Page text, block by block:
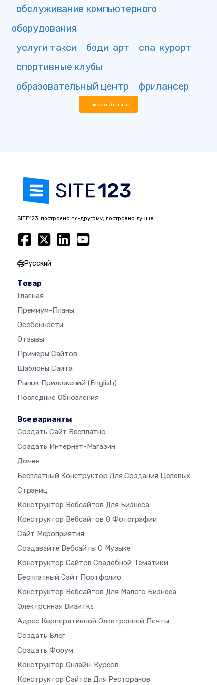
обслуживание компьютерного
оборудования
услуги такси
боди-арт
спа-курорт
спортивные клубы
образовательный центр
фрилансер
Показать больше
SITE123: построено по-другому, построено лучше.
Русский
Товар
Главная
Премиум-Планы
Особенности
Отзывы
Примеры Сайтов
Шаблоны Сайта
Рынок Приложений (English)
Последние Обновления
Все варианты
Создать Сайт Бесплатно
Создать Интернет-Магазин
Домен
Бесплатный Конструктор Для Создания Целевых
Страниц
Конструктор Вебсайтов Для Бизнеса
Конструктор Вебсайтов О Фотографии
Сайт Мероприятия
Создавайте Вебсайты О Музыке
Конструктор Сайтов Свадебной Тематики
Бесплатный Сайт Портфолио
Конструктор Вебсайтов Для Малого Бизнеса
Электронная Визитка
Адрес Корпоративной Электронной Почты
Создать Блог
Создать Форум
Конструктор Онлайн-Курсов
Конструктор Сайтов Для Ресторанов